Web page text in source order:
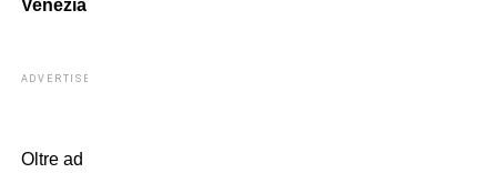
Venezia.
ADVERTISEMENT
Oltre ad